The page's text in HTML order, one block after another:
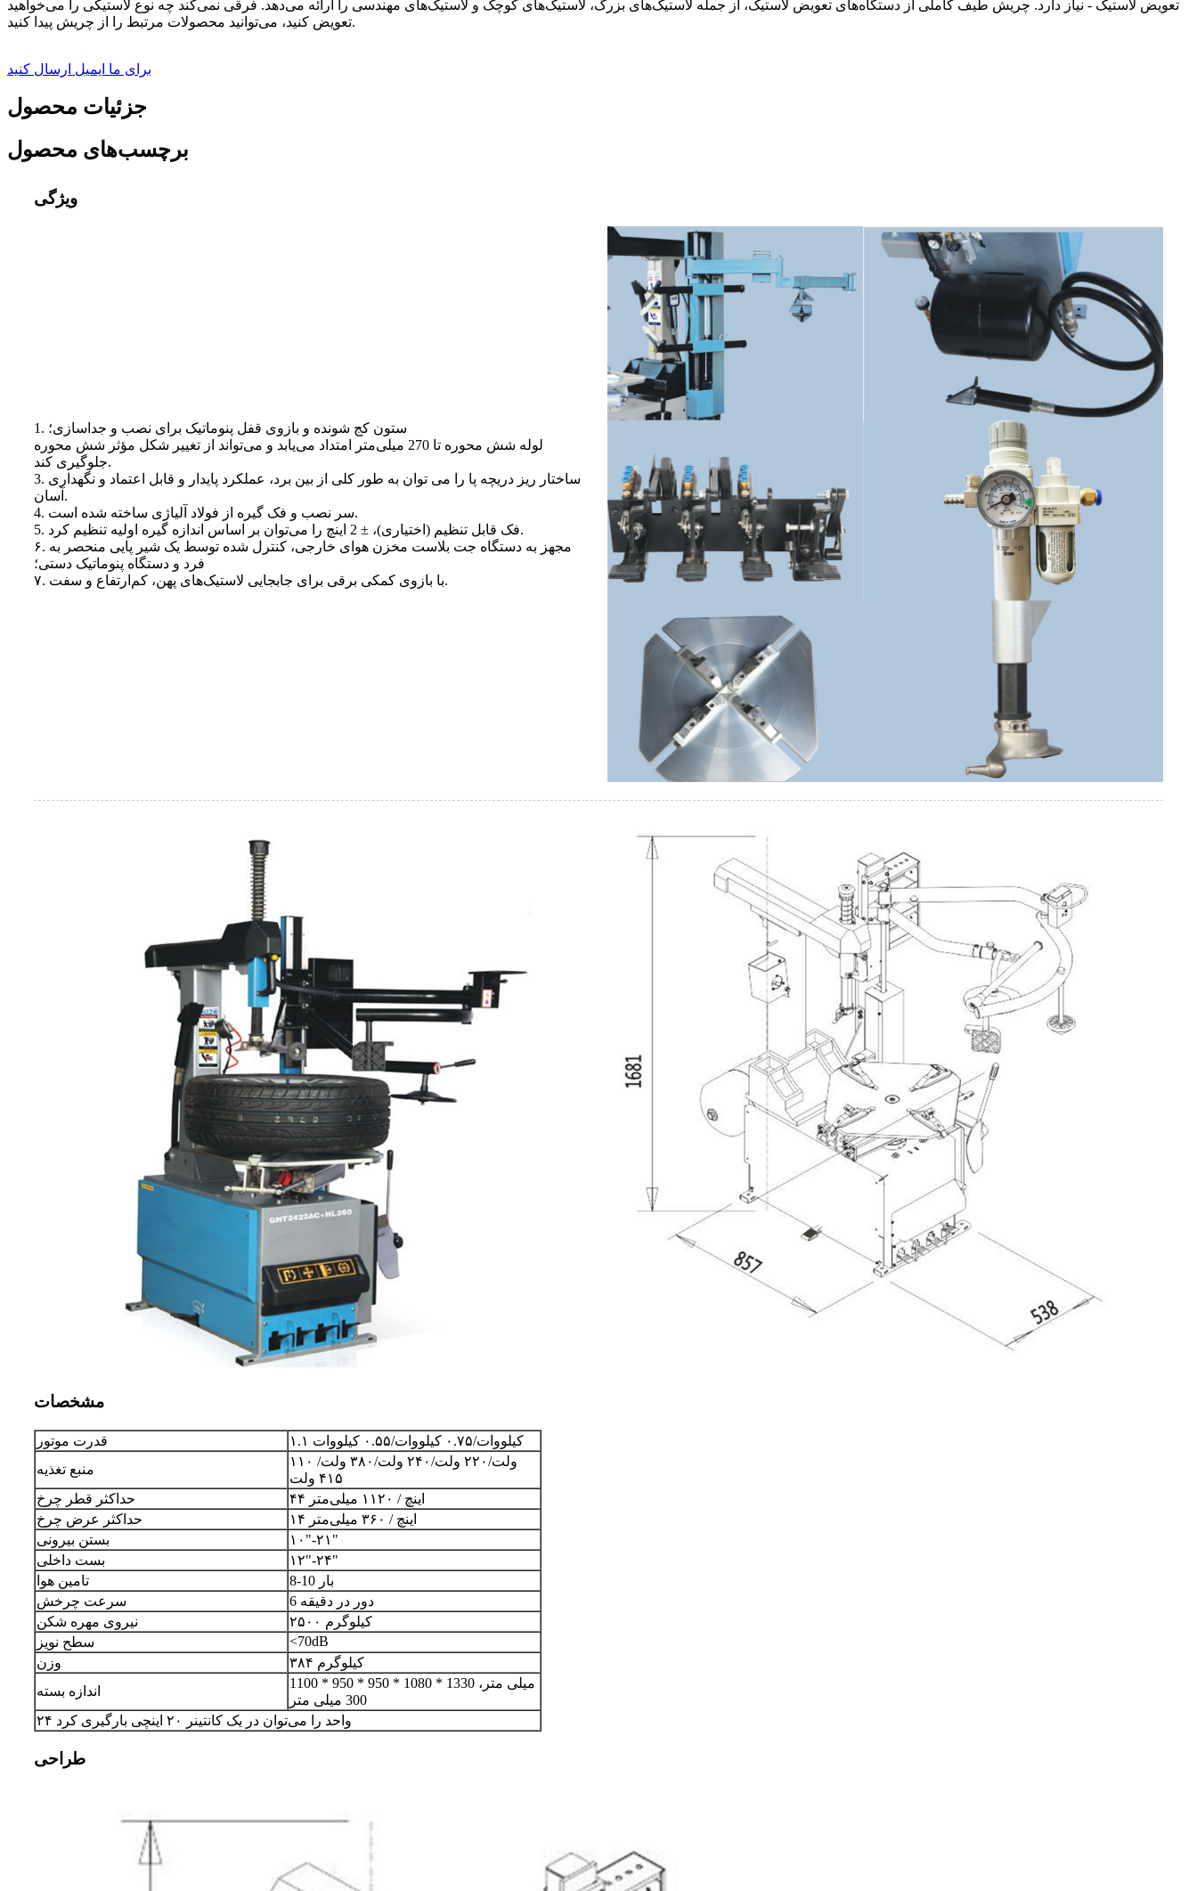
تعویض لاستیک - نیاز دارد. چریش طیف کاملی از دستگاه‌های تعویض لاستیک، از جمله لاستیک‌های بزرگ، لاستیک‌های کوچک و لاستیک‌های مهندسی را ارائه می‌دهد. فرقی نمی‌کند چه نوع لاستیکی را می‌خواهید
تعویض کنید، می‌توانید محصولات مرتبط را از چریش پیدا کنید.
برای ما ایمیل ارسال کنید
جزئیات محصول
برچسب‌های محصول
ویژگی
1. ستون کج شونده و بازوی قفل پنوماتیک برای نصب و جداسازی؛
لوله شش محوره تا 270 میلی‌متر امتداد می‌یابد و می‌تواند از تغییر شکل مؤثر شش محوره
جلوگیری کند.
3. ساختار ریز دریچه پا را می توان به طور کلی از بین برد، عملکرد پایدار و قابل اعتماد و نگهداری
آسان.
4. سر نصب و فک گیره از فولاد آلیاژی ساخته شده است.
5. فک قابل تنظیم (اختیاری)، ± 2 اینچ را می‌توان بر اساس اندازه گیره اولیه تنظیم کرد.
۶. مجهز به دستگاه جت بلاست مخزن هوای خارجی، کنترل شده توسط یک شیر پایی منحصر به
فرد و دستگاه پنوماتیک دستی؛
۷. با بازوی کمکی برقی برای جابجایی لاستیک‌های پهن، کم‌ارتفاع و سفت.
مشخصات
قدرت موتور
۱.۱ کیلووات/۰.۷۵ کیلووات/۰.۵۵ کیلووات
منبع تغذیه
۱۱۰ ولت/۲۲۰ ولت/۲۴۰ ولت/۳۸۰ ولت/
۴۱۵ ولت
حداکثر قطر چرخ
۴۴ اینچ / ۱۱۲۰ میلی‌متر
حداکثر عرض چرخ
۱۴ اینچ / ۳۶۰ میلی‌متر
بستن بیرونی
۱۰"-۲۱"
بست داخلی
۱۲"-۲۴"
تامین هوا
8-10 بار
سرعت چرخش
6 دور در دقیقه
نیروی مهره شکن
۲۵۰۰ کیلوگرم
سطح نویز
<70dB
وزن
۳۸۴ کیلوگرم
اندازه بسته
1100 * 950 * 950 میلی متر، 1330 * 1080 *
300 میلی متر
۲۴ واحد را می‌توان در یک کانتینر ۲۰ اینچی بارگیری کرد
طراحی